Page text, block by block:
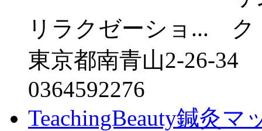
リラクゼーショ...
東京都南青山2-26-34
0364592276
TeachingBeauty鍼灸マ